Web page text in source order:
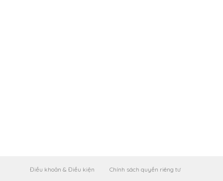
Điều khoản & Điều kiện Chính sách quyền riêng tư